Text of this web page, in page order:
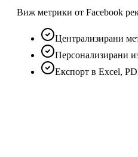
Виж метрики от Facebook
Централизирани
Персонализирани
Експорт в Excel,